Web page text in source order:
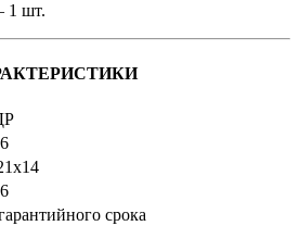
1 шт.
срока